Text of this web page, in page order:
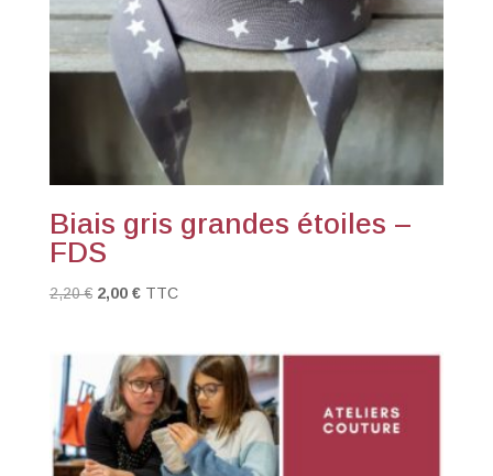
Biais gris grandes étoiles –
FDS
2,20€ Le
était :
2,20 €.
2,00 €Le
est :
2,00 €.
TTC